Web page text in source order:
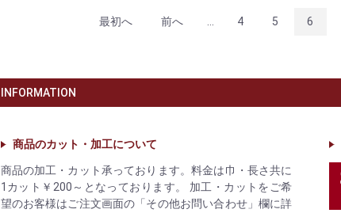
最初へ 前へ ... 4 5 6
INFORMATION
商品のカット・加工について
商品の加工・カット承っております。料金は巾・長さ共に
1カット￥200～となっております。 加工・カットをご希
望のお客様はご注文画面の「その他お問い合わせ」欄に詳